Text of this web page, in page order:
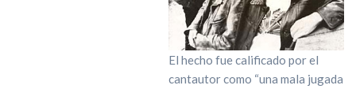
El hecho fue calificado por el
cantautor como “una mala jugada